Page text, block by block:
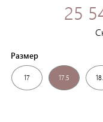
25
Размер
17 17.5